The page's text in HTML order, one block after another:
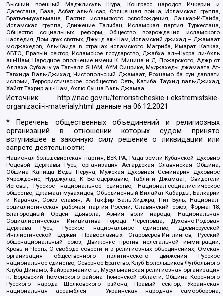
Высший военный Маджлисуль Шура, Конгресс народов Ичкерии и
Дагестана, База, Асбат аль-Ансар, Священная война, Исламская группа,
Братья-мусульмане, Партия исламского освобождения, Лашкар-И-Тайба,
Исламская группа, Движение Талибан, Исламская партия Туркестана,
Общество социальных реформ, Общество возрождения исламского
наследия, Дом двух святых, Джунд аш-Шам, Исламский джихад – Джамаат
моджахедов, Аль-Каида в странах исламского Магриба, Имарат Кавказ,
АБТО, Правый сектор, Исламское государство, Джабха аль-Нусра ли-Ахль
аш-Шам, Народное ополчение имени К. Минина и Д. Пожарского, Аджр от
Аллаха Субхану уа Тагьаля SHAM, АУМ Синрике, Муджахеды джамаата Ат-
Тавхида Валь-Джихад, Чистопольский Джамаат, Рохнамо ба суи давлати
исломи, Террористическое сообщество Сеть, Катиба Таухид валь-Джихад,
Хайят Тахрир аш-Шам, Ахлю Сунна Валь Джамаа
Источник:
http://nac.gov.ru/terroristicheskie-i-ekstremistskie-
organizacii-i-materialy.html данные на06.12.2021
* Перечень общественных объединений и религиозных
организаций в отношении которых судом принято
вступившее в законную силу решение о ликвидации или
запрете деятельности:
Национал-большевистская партия, ВЕК РА, Рада земли Кубанской Духовно
Родовой Державы Русь, организация Асгардская Славянская Община,
Община Капища Веды Перуна, Мужская Духовная Семинария Духовное
Учреждение, Нурджулар, К Богодержавию, Таблиги Джамаат, Свидетели
Иеговы, Русское национальное единство, Национал-социалистическое
общество, Джамаат мувахидов, Объединенный Вилайат Кабарды, Балкарии
и Карачая, Союз славян, Ат-Такфир Валь-Хиджра, Пит Буль, Национал-
социалистическая рабочая партия России, Славянский союз, Формат-18,
Благородный Орден Дьявола, Армия воли народа, Национальная
Социалистическая Инициатива города Череповца, Духовно-Родовая
Держава Русь, Русское национальное единство, Древнерусской
Инглистической церкви Православных Староверов-Инглингов, Русский
общенациональный союз, Движение против нелегальной иммиграции,
Кровь и Честь, О свободе совести и о религиозных объединениях, Омская
организация общественного политического движения Русское
национальное единство, Северное Братство, Клуб Болельщиков Футбольного
Клуба Динамо, Файзрахманисты, Мусульманская религиозная организация
п. Боровский Тюменского района Тюменской области, Община Коренного
Русского народа Щелковского района, Правый сектор, Украинская
национальная ассамблея – Украинская народная самооборона,